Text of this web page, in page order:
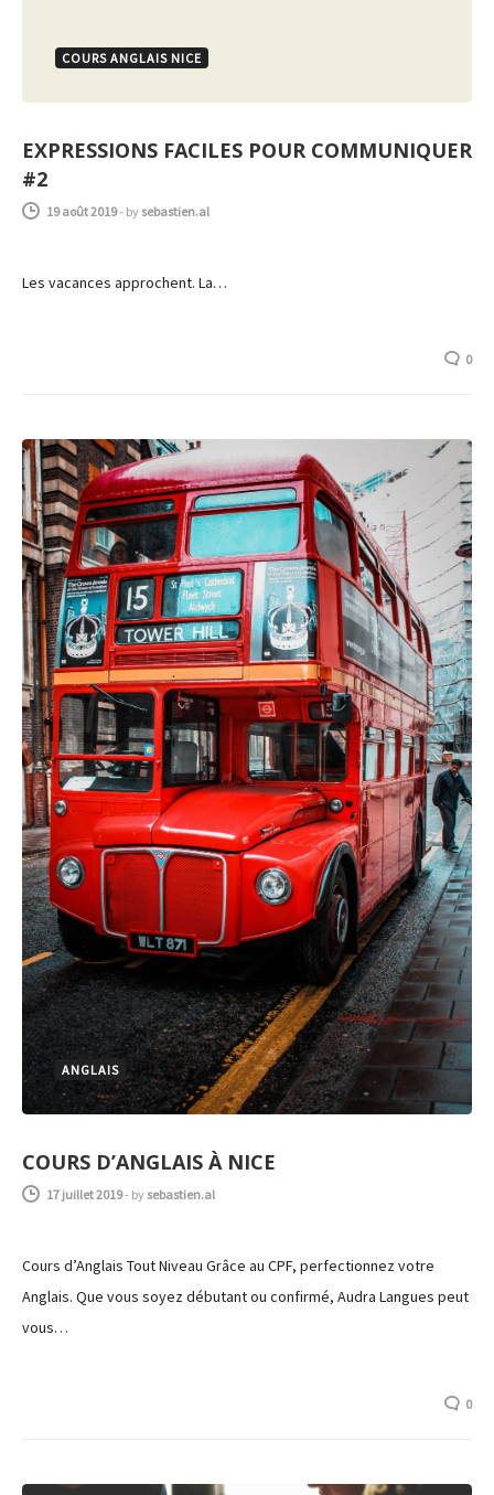
COURS ANGLAIS NICE
EXPRESSIONS FACILES POUR COMMUNIQUER
#2
19 août 2019- by sebastien.al
Les vacances approchent. La…
0
ANGLAIS
COURS D’ANGLAIS À NICE
17 juillet 2019- by sebastien.al
Cours d’Anglais Tout Niveau Grâce au CPF, perfectionnez votre
Anglais. Que vous soyez débutant ou confirmé, Audra Langues peut
vous…
0